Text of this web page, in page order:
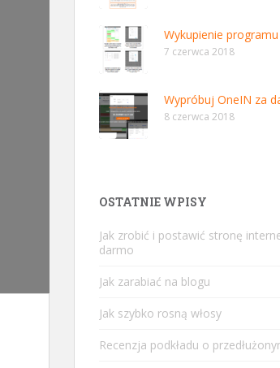
Wykupienie
7 czerwca 2018
Wypróbuj OneIN za
8 czerwca 2018
OSTATNIE WPISY
Jak zrobić i postawić stronę
darmo
Jak zarabiać na blogu
Jak szybko rosną włosy
Recenzja podkładu o